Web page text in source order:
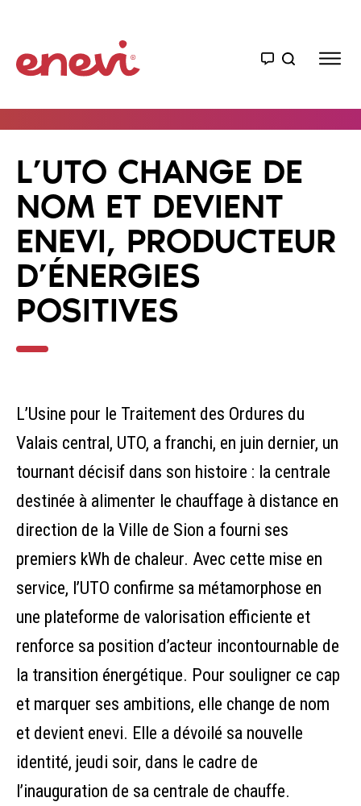
L’UTO CHANGE DE
NOM ET DEVIENT
ENEVI, PRODUCTEUR
D’ÉNERGIES
POSITIVES
L’Usine pour le Traitement des Ordures du
Valais central, UTO, a franchi, en juin dernier, un
tournant décisif dans son histoire : la centrale
destinée à alimenter le chauffage à distance en
direction de la Ville de Sion a fourni ses
premiers kWh de chaleur. Avec cette mise en
service, l’UTO confirme sa métamorphose en
une plateforme de valorisation efficiente et
renforce sa position d’acteur incontournable de
la transition énergétique. Pour souligner ce cap
et marquer ses ambitions, elle change de nom
et devient enevi. Elle a dévoilé sa nouvelle
identité, jeudi soir, dans le cadre de
l’inauguration de sa centrale de chauffe.